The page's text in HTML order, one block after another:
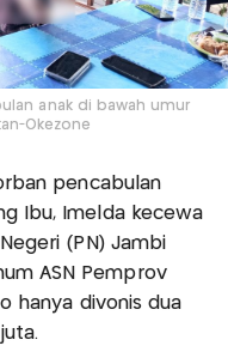
anak di bawah umur
Okezone
pencabulan
Ibu, Imelda kecewa
(PN) Jambi
ASN Pemprov
hanya divonis dua